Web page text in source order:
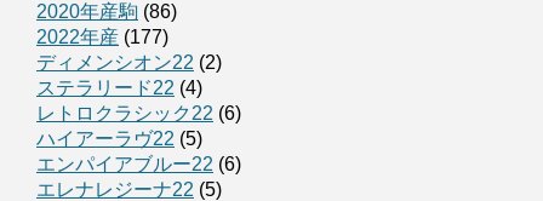
2020年産駒 (86)
2022年産 (177)
ディメンシオン22 (2)
ステラリード22 (4)
レトロクラシック22 (6)
ハイアーラヴ22 (5)
エンパイアブルー22 (6)
エレナレジーナ22 (5)